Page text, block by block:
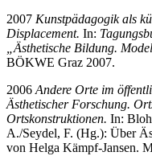
2007 Kunstpädagogik als
Displacement. In:
„Ästhetische Bildung.
BÖKWE Graz 2007.
2006 Andere Orte im ö
Ästhetischer Forschung.
Ortskonstruktionen. In:
A./Seydel, F. (Hg.): Über
von Helga Kämpf-Jansen.